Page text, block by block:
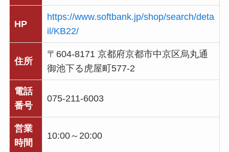
HP
https://www.softbank.jp/shop/search/deta
il/KB22/
住所
〒604-8171 京都府京都市中京区烏丸通
御池下る虎屋町577-2
電話
番号
075-211-6003
営業
時間
10:00～20:00